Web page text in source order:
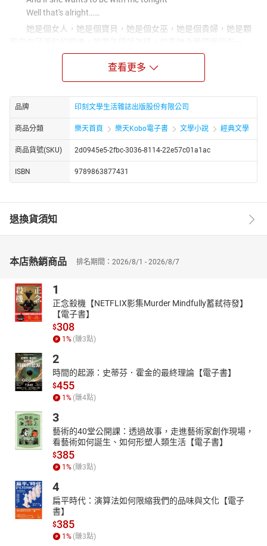
Well that's alright……
她是個女人，她是個寶貝，她是個女巫，她是個貴婦，她是顆
「這是很少人知道的機密，你別說出去。」
「我當然不會說出去。……可是那麼機密的事，為什麼告訴
我？」
「你需要知道，將來會需要。」
她，心思縝密的外省新嫁娘；他，陶瓷廠家本省二代。
她對這家族有著魔似的感受，而他則不知道為什麼自己被排除
在外。
唯有通過那道裂痕，在裂痕被發現補上之前，倏然果決穿越，
才進得了那個消失了的空間……
「百年荒蕪」系列小說在二○○二年年初構想成形，從一開始就
說，有長有短，最長的有三十六萬字，最短的，六千字。總字數，
楊照
本名李明駿，一九六三年生，台灣大學歷史系畢業，美國哈佛
大學博士候選人。現為新匯流基金會董事長。主持Bravo91.3「閱讀
音樂」及九八新聞台「楊照音樂廳」廣播節目。長期於「誠品講
堂」、「敏隆講堂」、「趨勢講堂」開設人文經典選讀課程。著作
等身，橫跨小說、散文、評論、經典導讀等領域。近期出版有
《1981光陰賊》、《遲緩的陽光》、《詩人的黃金存摺》、《現代
詩完全手冊：為何讀詩、如何讀詩》、《打造新世界：費城會議與
美國憲法》、《別讓孩子繼續錯過生命這堂課：台灣教育缺與
寫》、《遊樂之心：打開耳朵聽音樂》、《世界就像一隻小風車：
李維史陀與憂鬱的熱帶》、《烈焰：閱讀札記I》、《地熱：閱讀札
記II》等書。
查看更多
品牌 印刻文學生活雜誌出版股份有限公司
商品分類 樂天首頁 樂天Kobo電子書 文學小說 經典文學
商品貨號(SKU) 2d0945e5-2fbc-3036-8114-22e57c01a1ac
ISBN 9789863877431
退換貨須知
本店熱銷商品 排名期間：2026/8/1 - 2026/8/7
1
正念殺機【NETFLIX影集Murder Mindfully蓄弒待發】
【電子書】
$308
1 % (賺3點)
2
時間的起源：史蒂芬．霍金的最終理論【電子書】
$455
1 % (賺4點)
3
藝術的40堂公開課：透過故事，走進藝術家創作現場，
看藝術如何誕生、如何形塑人類生活【電子書】
$385
1 % (賺3點)
4
扁平時代：演算法如何限縮我們的品味與文化【電子
書】
$385
1 % (賺3點)